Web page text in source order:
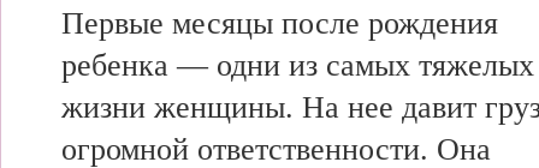
Первые месяцы после рождения
ребенка — одни из самых тяжелых
жизни женщины. На нее давит
огромной ответственности. Она